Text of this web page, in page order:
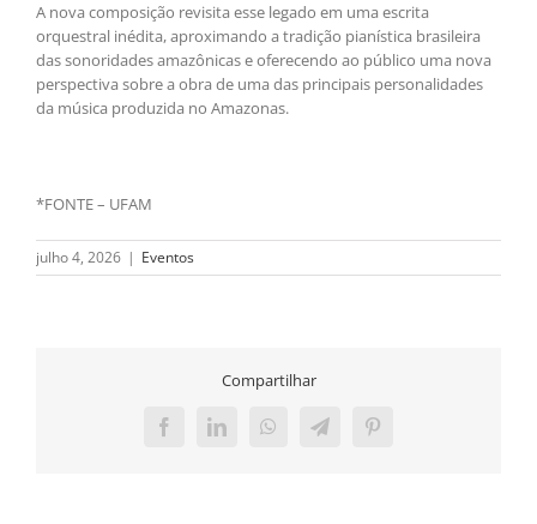
A nova composição revisita esse legado em uma escrita
orquestral inédita, aproximando a tradição pianística brasileira
das sonoridades amazônicas e oferecendo ao público uma nova
perspectiva sobre a obra de uma das principais personalidades
da música produzida no Amazonas.
*FONTE – UFAM
julho 4, 2026 | Eventos
Compartilhar
FacebookLinkedInWhatsAppTelegramPinterest